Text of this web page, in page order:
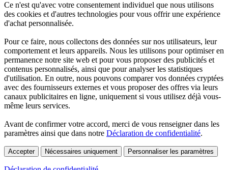
Ce n'est qu'avec votre consentement individuel que nous utilisons
des cookies et d'autres technologies pour vous offrir une expérience
d'achat personnalisée.
Pour ce faire, nous collectons des données sur nos utilisateurs, leur
comportement et leurs appareils. Nous les utilisons pour optimiser en
permanence notre site web et pour vous proposer des publicités et
contenus personnalisés, ainsi que pour analyser les statistiques
d'utilisation. En outre, nous pouvons comparer vos données cryptées
avec des fournisseurs externes et vous proposer des offres via leurs
canaux publicitaires en ligne, uniquement si vous utilisez déjà vous-
même leurs services.
Avant de confirmer votre accord, merci de vous renseigner dans les
paramètres ainsi que dans notre Déclaration de confidentialité.
Accepter Nécessaires uniquement Personnaliser les paramètres